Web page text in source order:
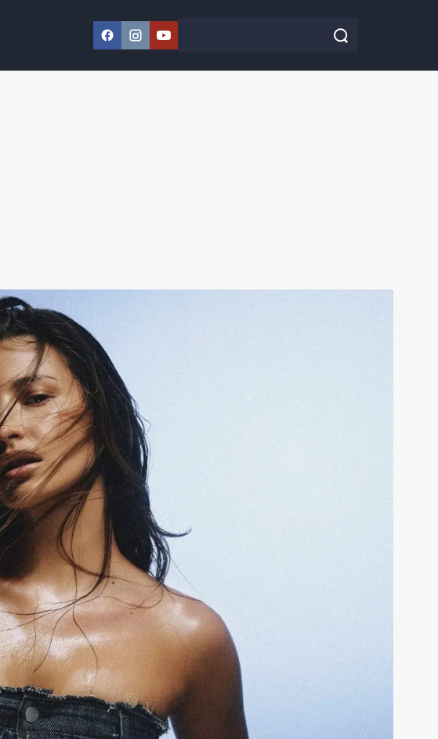
Facebook
Instagram
YouTube
Szukaj w serwisie Szukaj